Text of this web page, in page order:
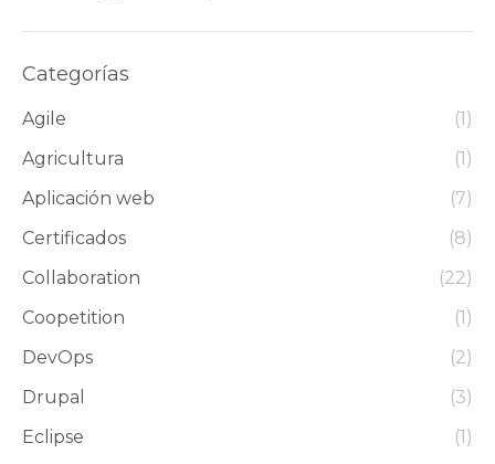
Categorías
Agile
(1)
Agricultura
(1)
Aplicación web
(7)
Certificados
(8)
Collaboration
(22)
Coopetition
(1)
DevOps
(2)
Drupal
(3)
Eclipse
(1)